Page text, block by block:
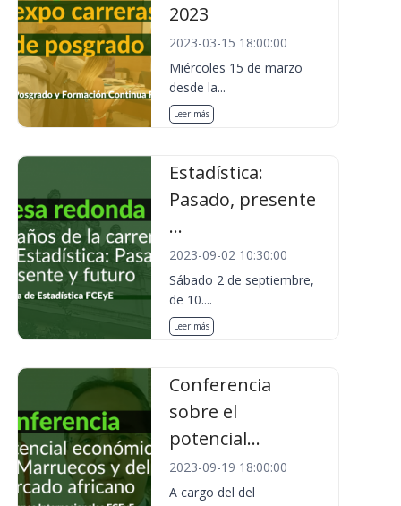
2023
2023-03-15 18:00:00
Miércoles 15 de marzo
desde la...
Leer más
Estadística:
Pasado, presente
...
2023-09-02 10:30:00
Sábado 2 de septiembre,
de 10....
Leer más
Conferencia
sobre el
potencial...
2023-09-19 18:00:00
A cargo del del